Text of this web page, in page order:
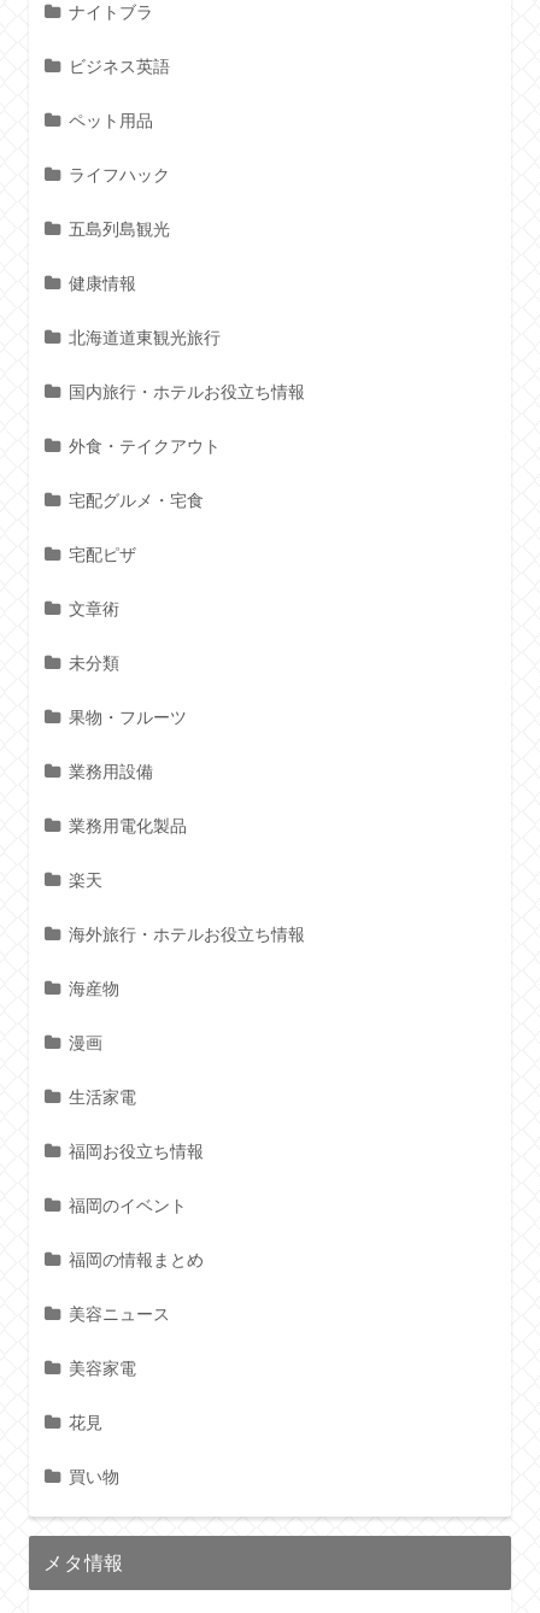
ナイトブラ
ビジネス英語
ペット用品
ライフハック
五島列島観光
健康情報
北海道道東観光旅行
国内旅行・ホテルお役立ち情報
外食・テイクアウト
宅配グルメ・宅食
宅配ピザ
文章術
未分類
果物・フルーツ
業務用設備
業務用電化製品
楽天
海外旅行・ホテルお役立ち情報
海産物
漫画
生活家電
福岡お役立ち情報
福岡のイベント
福岡の情報まとめ
美容ニュース
美容家電
花見
買い物
メタ情報